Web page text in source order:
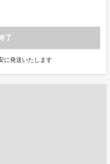
了
に発送いたします